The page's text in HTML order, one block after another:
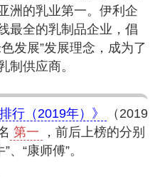
洲的乳业第一。伊利企
最全的乳制品企业，倡
发展”发展理念，成为了
制供应商。
行（2019年）》
（2019
第一
，前后上榜的分别
、“康师傅”。